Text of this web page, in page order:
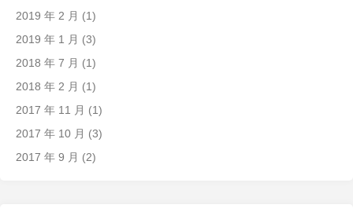
2019 年 2 月 (1)
2019 年 1 月 (3)
2018 年 7 月 (1)
2018 年 2 月 (1)
2017 年 11 月 (1)
2017 年 10 月 (3)
2017 年 9 月 (2)